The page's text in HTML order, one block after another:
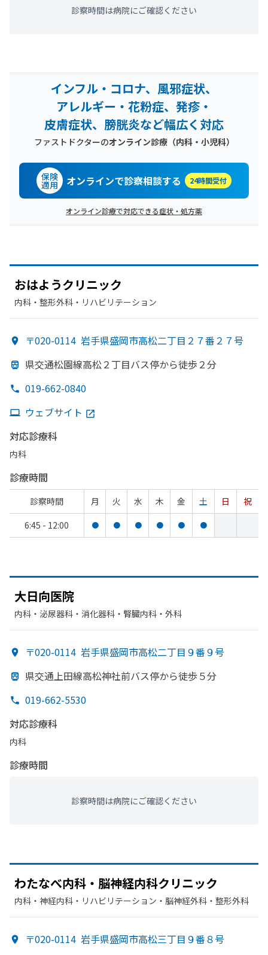
診察時間は病院にご確認ください
インフル・コロナ、風邪症状、
アレルギー・花粉症、発疹・
皮膚症状、膀胱炎など幅広く対応
ファストドクターのオンライン診療（内科・小児科）
保険
適用 オンラインで診察相談する 24時間受付
オンライン診療で対応できる症状・処方薬
おはようクリニック
内科・​整形外科・​リハビリテーション
〒020-0114 岩手県盛岡市高松二丁目２７番２７号
県交通松園線高松２丁目バス停から徒歩２分
019-662-0840
ウェブサイト
対応診療科
内科
診療時間
診察時間 月 火 水 木 金 土 日
祝
6:45 - 12:00
● ● ● ● ● ●
大日向医院
内科・​泌尿器科・​消化器科・​腎臓内科・外科
〒020-0114 岩手県盛岡市高松二丁目９番９号
県交通上田線高松神社前バス停から徒歩５分
019-662-5530
対応診療科
内科
診療時間
診察時間は病院にご確認ください
わたなべ内科・脳神経内科クリニック
内科・​神経内科・​リハビリテーション・​脳神経外科・​整形外科
〒020-0114 岩手県盛岡市高松三丁目９番８号